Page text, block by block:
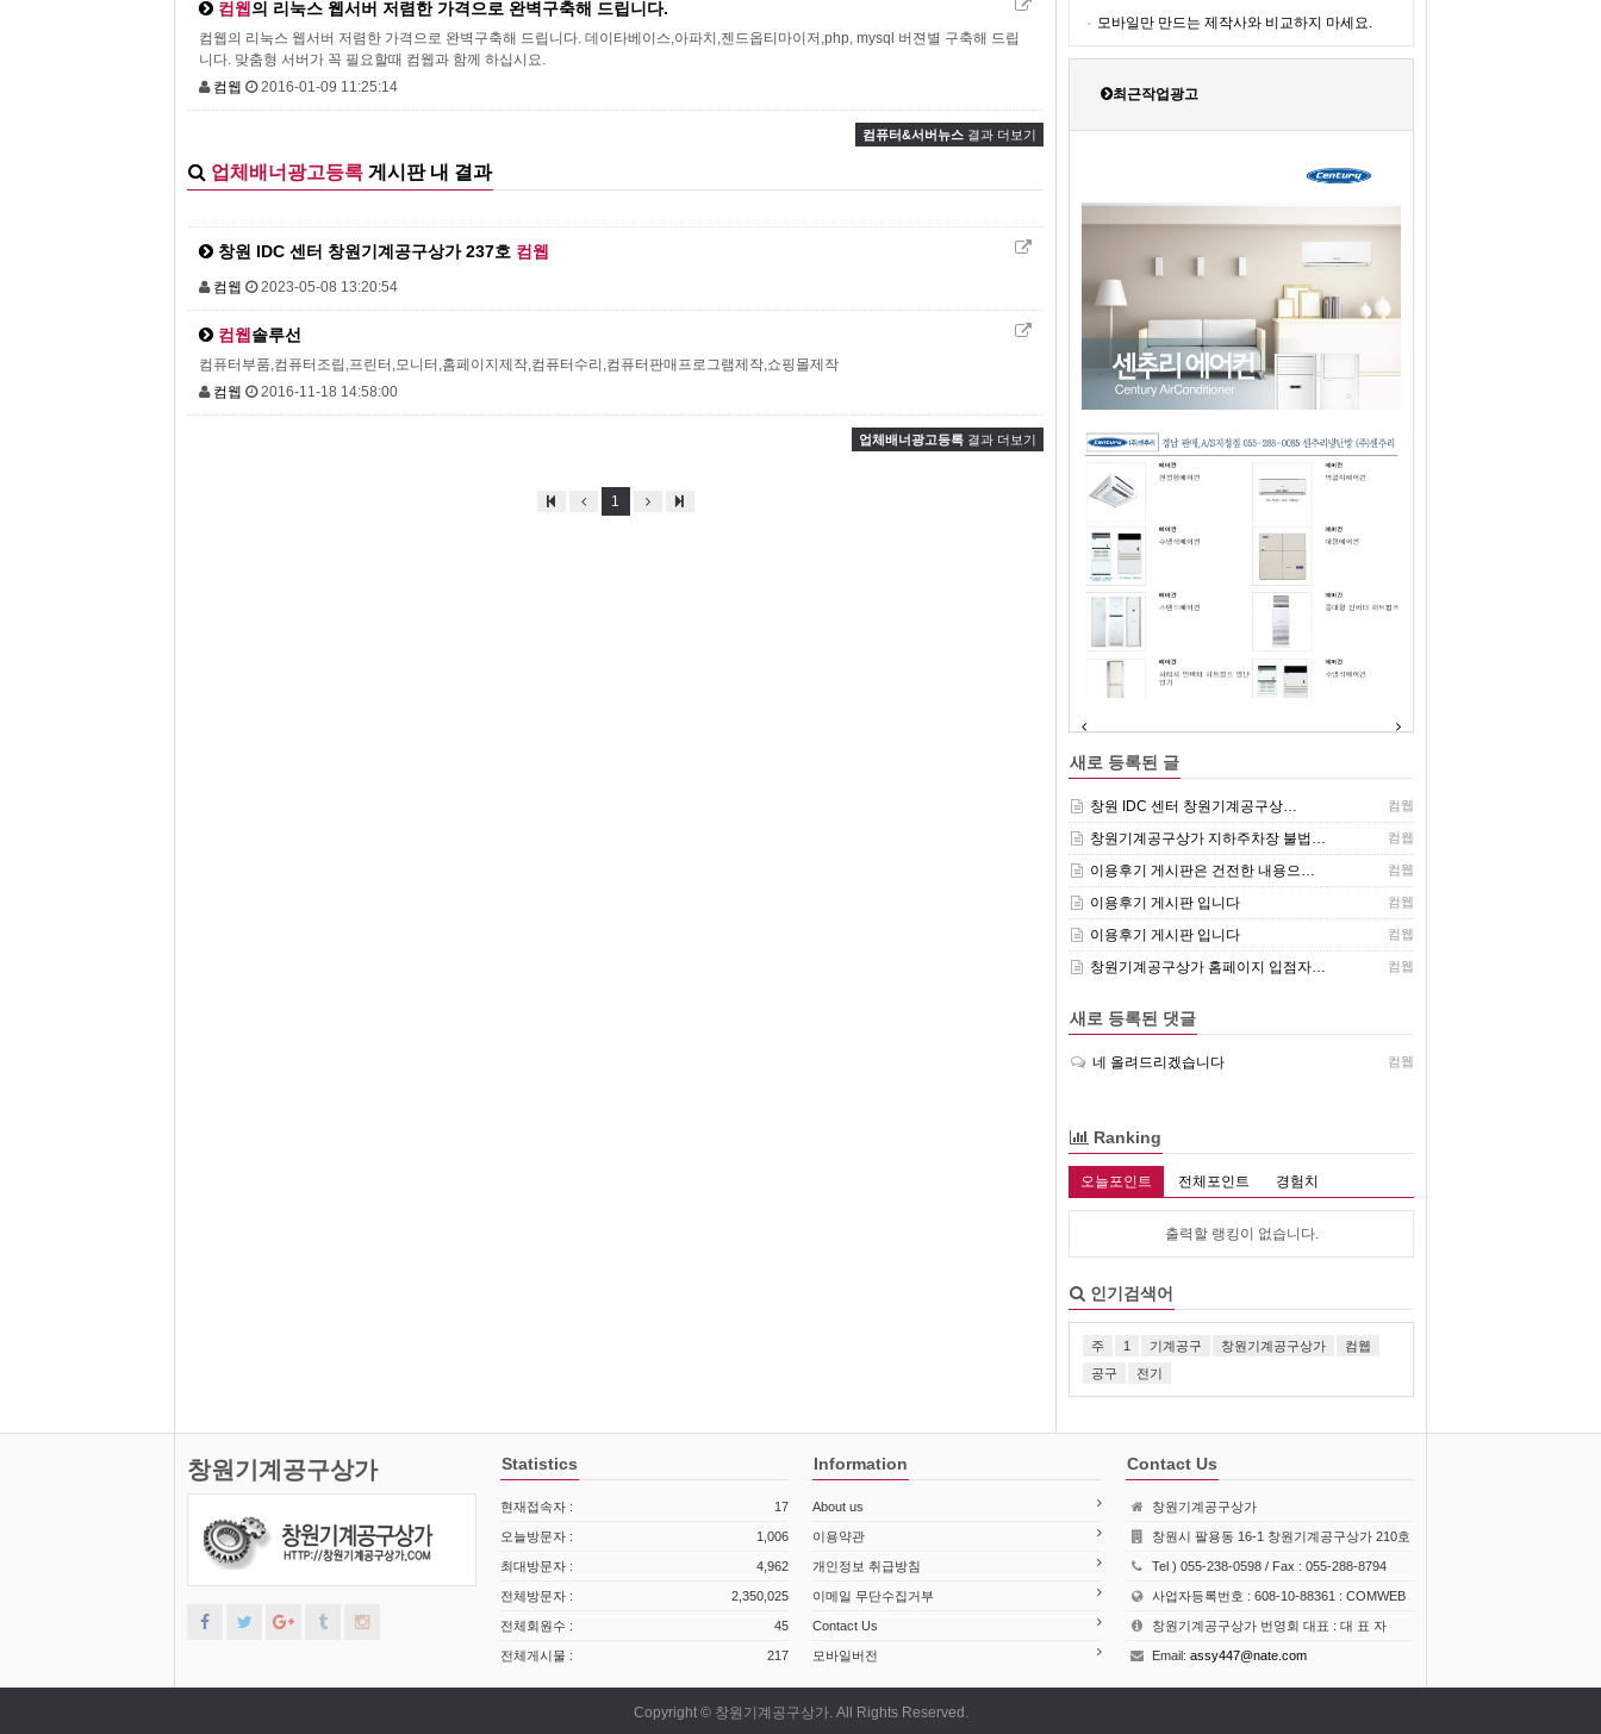
컴웹의 리눅스 웹서버 저렴한 가격으로 완벽구축해 드립니다.
컴웹의 리눅스 웹서버 저렴한 가격으로 완벽구축해 드립니다. 데이타베이스,아파치,젠드옵티마이저,php, mysql 버젼별 구축해 드립
니다. 맞춤형 서버가 꼭 필요할때 컴웹과 함께 하십시요.
컴웹
2016-01-09 11:25:14
컴퓨터&서버뉴스 결과 더보기
업체배너광고등록 게시판 내 결과
창원 IDC 센터 창원기계공구상가 237호 컴웹
컴웹 2023-05-08 13:20:54
컴웹솔루선
컴퓨터부품,컴퓨터조립,프린터,모니터,홈페이지제작,컴퓨터수리,컴퓨터판매프로그램제작,쇼핑몰제작
컴웹
2016-11-18 14:58:00
업체배너광고등록 결과 더보기
1
모바일만 만드는 제작사와 비교하지 마세요.
최근작업광고
새로 등록된 글
창원 IDC 센터 창원기계공구상… 컴웹
창원기계공구상가 지하주차장 불법… 컴웹
이용후기 게시판은 건전한 내용으… 컴웹
이용후기 게시판 입니다 컴웹
이용후기 게시판 입니다 컴웹
창원기계공구상가 홈페이지 입점자… 컴웹
새로 등록된 댓글
네 올려드리겠습니다 컴웹
Ranking
오늘포인트 전체포인트 경험치
출력할 랭킹이 없습니다.
인기검색어
주 1 기계공구 창원기계공구상가
컴웹
공구
전기
창원기계공구상가 Statistics
현재접속자 : 17
오늘방문자 : 1,006
최대방문자 : 4,962
전체방문자 : 2,350,025
전체회원수 : 45
전체게시물 : 217
Information
About us
이용약관
개인정보 취급방침
이메일 무단수집거부
Contact Us
모바일버전
Contact Us
창원기계공구상가
창원시 팔용동 16-1 창원기계공구상가 210호
Tel ) 055-238-0598 / Fax : 055-288-8794
사업자등록번호 : 608-10-88361 : COMWEB
창원기계공구상가 번영회 대표 : 대 표 자
Email: assy447@nate.com
Copyright © 창원기계공구상가. All Rights Reserved.